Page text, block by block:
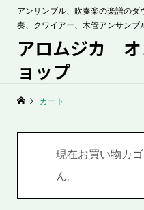
アンサンブル、吹奏楽の楽譜の
奏、クワイアー、木管アンサンブ
アロムジカ オ
ョップ
カート
現在お買い物カ
ん。